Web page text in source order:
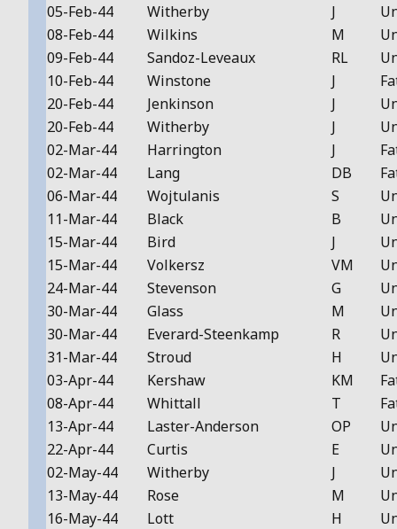
05-Feb-44
Witherby J
08-Feb-44
Wilkins M
09-Feb-44
Sandoz-Leveaux RL
10-Feb-44
Winstone J
20-Feb-44
Jenkinson J
20-Feb-44
Witherby J
02-Mar-44
Harrington J
02-Mar-44
Lang DB
06-Mar-44
Wojtulanis S
11-Mar-44
Black B
15-Mar-44
Bird J
15-Mar-44
Volkersz VM
24-Mar-44
Stevenson G
30-Mar-44
Glass M
30-Mar-44
Everard-Steenkamp R
31-Mar-44
Stroud H
03-Apr-44
Kershaw KM
08-Apr-44
Whittall T
13-Apr-44
Laster-Anderson OP
22-Apr-44
Curtis E
02-May-44
Witherby J
13-May-44
Rose M
16-May-44
Lott H